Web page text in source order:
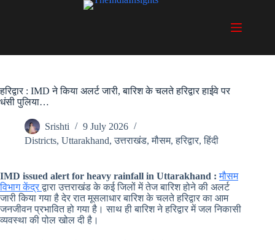
हरिद्वार : IMD ने किया अलर्ट जारी, बारिश के चलते हरिद्वार हाईवे पर
धंसी पुलिया…
Srishti
9 July 2026
Districts, Uttarakhand,उत्तराखंड,मौसम,हरिद्वार,हिंदी
IMD issued alert for heavy rainfall in Uttarakhand : मौसम
विभाग केंद्रद्वारा उत्तराखंड के कई जिलों में तेज बारिश होने की अलर्ट
जारी किया गया है देर रात मूसलाधार बारिश के चलते हरिद्वार का आम
जनजीवन प्रभावित हो गया है। साथ ही बारिश ने हरिद्वार में जल निकासी
व्यवस्था की पोल खोल दी है।